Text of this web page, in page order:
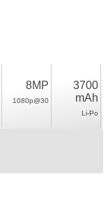
8MP
1080p@30
3700
mAh
Li-Po